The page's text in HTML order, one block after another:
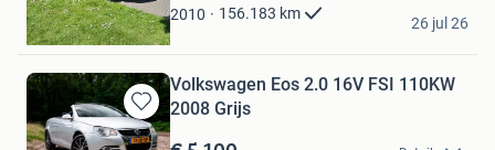
2010 156.183 km
Ray
Coevorden
26 jul 26
Bewaren
in
Volkswagen Eos 2.0 16V FSI 110KW
2008 Grijs